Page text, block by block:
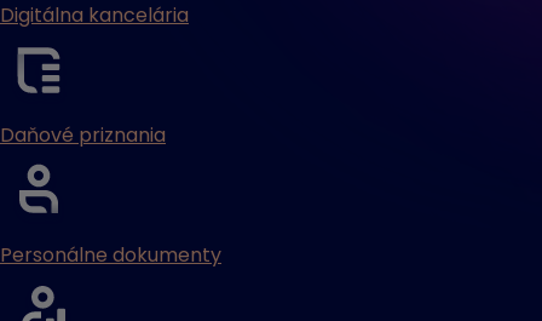
Digitálna kancelária
Daňové priznania
Personálne dokumenty